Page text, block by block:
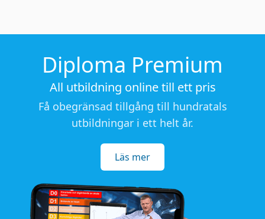
Diploma Premium
All utbildning online till ett pris
Få obegränsad tillgång till hundratals
utbildningar i ett helt år.
Läs mer